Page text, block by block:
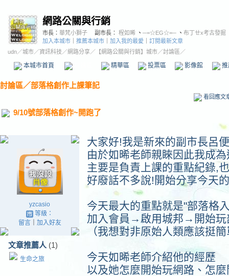
網路公關與行銷
市長： 華梵小獅子 副市長： 程如晞 、 ─=☆EG☆=─ 、 布丁ㄝx考古發掘
加入本城市
推薦本城市 加入我的最愛
訂閱最新文章
udn／城市／資訊科技 ／網路分享／ 【網路公關與行銷】城市／討論區／
本城市首頁 精華區 投票區 影像館
討論區／部落格創作上課筆記
看回應文
9/10號部落格創作~開跑了
yzcasio
等級：
留言｜ 加入好友
文章推薦人 (1)
生命之旅
大家好!我是新來的副市長呂
由於如晞老師親睞因此我成
主要是負責上課的重點紀錄,
好廢話不多說!開始分享今天
今天最大的重點就是"部落格
加入會員→啟用城邦→開始玩
（我想對非原始人類應該挺
今天如晞老師介紹他的經歷
以及她怎麼開始玩網路、怎